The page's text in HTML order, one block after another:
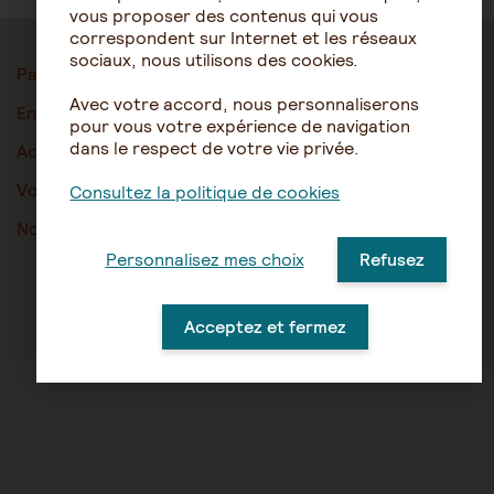
Particuliers
Entreprises
Action sociale
Vos questions
Nos offres d’emploi
Qui sommes-nous ?
Contactez-nous
Plan du site
vous proposer des contenus qui vous
correspondent sur Internet et les réseaux
sociaux, nous utilisons des cookies.
Avec votre accord, nous personnaliserons
pour vous votre expérience de navigation
dans le respect de votre vie privée.
Consultez la politique de cookies
Personnalisez mes choix Refusez
Acceptez et fermez